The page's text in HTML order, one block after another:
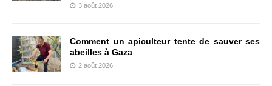
3 août 2026
Comment un apiculteur tente de sauver ses
abeilles à Gaza
2 août 2026